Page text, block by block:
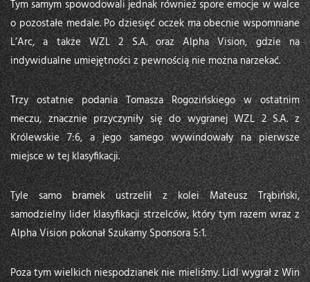
Tym samym spowodowali jednak również spore emocje w walce
o pozostałe medale. Po dziesięć oczek ma obecnie wspomniane
L’Arc, a także WZL 2 S.A. oraz Alpha Vision, gdzie na
indywidualne umiejętności z pewnością nie można narzekać.
Trzy ostatnie podania Tomasza Rogozińskiego w ostatnim
meczu, znacznie przyczyniły się do wygranej WZL 2 S.A. z
Królewskie 7:6, a jego samego wywindowały na pierwsze
miejsce w tej klasyfikacji.
Tyle samo bramek ustrzelił z kolei Mateusz Trąbiński,
samodzielny lider klasyfikacji strzelców, który tym razem wraz z
Alpha Vision pokonał Szukamy Sponsora 5:1.
Poza tym wielkich niespodzianek nie mieliśmy. Lidl wygrał z Win